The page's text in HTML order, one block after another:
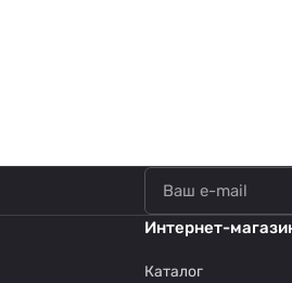
Интернет-
Каталог